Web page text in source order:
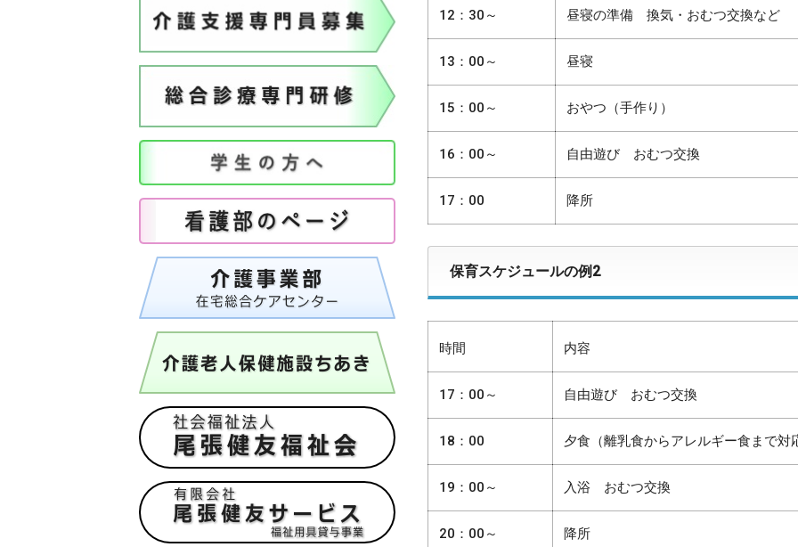
12：30～ 昼寝の準備 換気・おむつ交換など
13：00～ 昼寝
15：00～ おやつ（手作り）
16：00～ 自由遊び おむつ交換
17：00 降所
保育スケジュールの例2
時間 内容
17：00～ 自由遊び おむつ交換
18：00 夕食（離乳食からアレルギー食まで対
19：00～ 入浴 おむつ交換
20：00～ 降所